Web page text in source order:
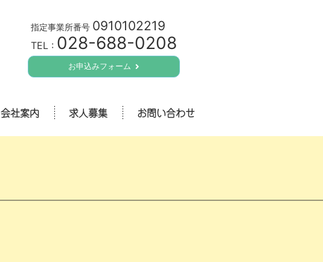
指定事業所番号 0910102219
TEL : 028-688-0208
お申込みフォーム
会社案内 求人募集 お問い合わせ